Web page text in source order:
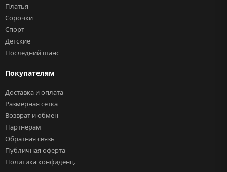
Платья
Сорочки
Спорт
Детские
Последний шанс
Покупателям
Доставка и оплата
Размерная сетка
Возврат и обмен
Партнёрам
Обратная связь
Публичная оферта
Политика конфиденц.